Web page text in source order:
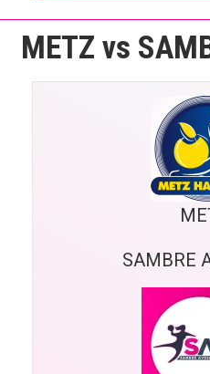
METZ vs
SAMBRE